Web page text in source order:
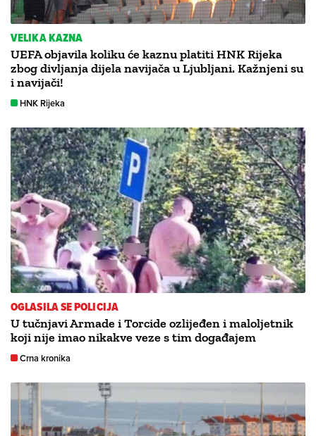
VELIKA KAZNA
UEFA objavila koliku će kaznu platiti HNK Rijeka
zbog divljanja dijela navijača u Ljubljani. Kažnjeni su
i navijači!
HNK Rijeka
OGLASILA SE POLICIJA
U tučnjavi Armade i Torcide ozlijeđen i maloljetnik
koji nije imao nikakve veze s tim događajem
Crna kronika